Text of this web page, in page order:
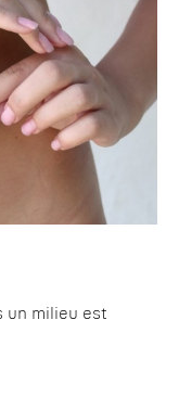
un milieu est